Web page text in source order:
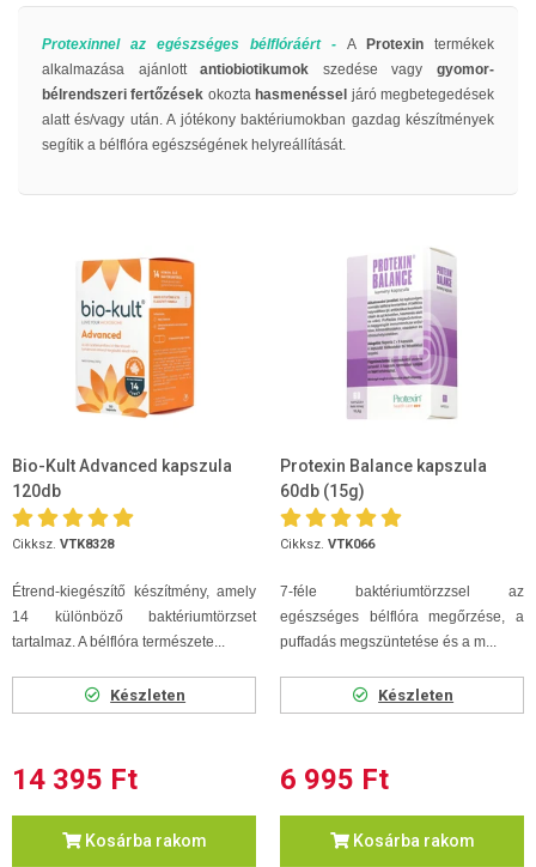
Protexinnel az egészséges bélflóráért - A Protexin termékek
alkalmazása ajánlottantiobiotikumok szedése vagygyomor-
bélrendszeri fertőzések okozta hasmenéssel járó megbetegedések
alatt és/vagy után. A jótékony baktériumokban gazdag készítmények
segítik a bélflóra egészségének helyreállítását.
Bio-Kult Advanced kapszula
120db
Cikksz. VTK8328
Étrend-kiegészítő készítmény, amely
14 különböző baktériumtörzset
tartalmaz. A bélflóra természete...
Készleten
14 395 Ft
Kosárba rakom
Protexin Balance kapszula
60db (15g)
Cikksz. VTK066
7-féle baktériumtörzzsel az
egészséges bélflóra megőrzése, a
puffadás megszüntetése és a m...
Készleten
6 995 Ft
Kosárba rakom